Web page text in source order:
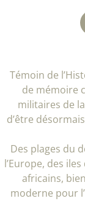
Témoin de
de mémoire
militaires de
d’être
Des plages du
l’Europe, des
africains,
moderne pour